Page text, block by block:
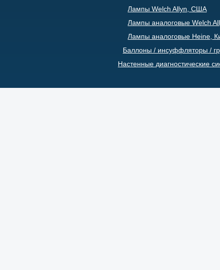
Лампы Welch Allyn, США
Лампы аналоговые Welch
Лампы аналоговые Heine,
Баллоны / инсуффляторы /
Настенные диагностические